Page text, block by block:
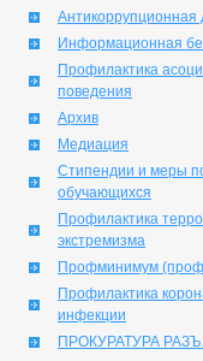
Антикоррупционная
Информационная
Профилактика
поведения
Архив
Медиация
Стипендии и меры
обучающихся
Профилактика
экстремизма
Профминимум
Профилактика
инфекции
ПРОКУРАТУРА